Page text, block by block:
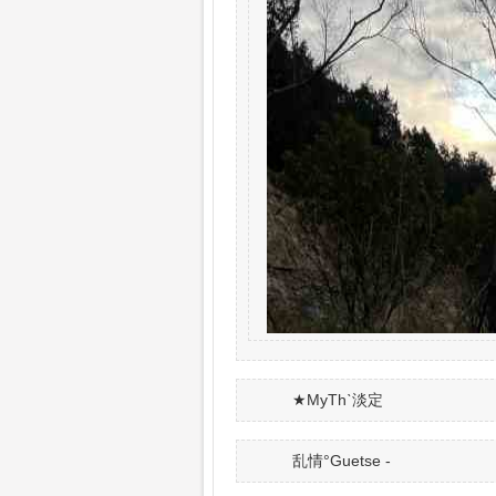
★MyThˋ淡定
乱情°Guetse -